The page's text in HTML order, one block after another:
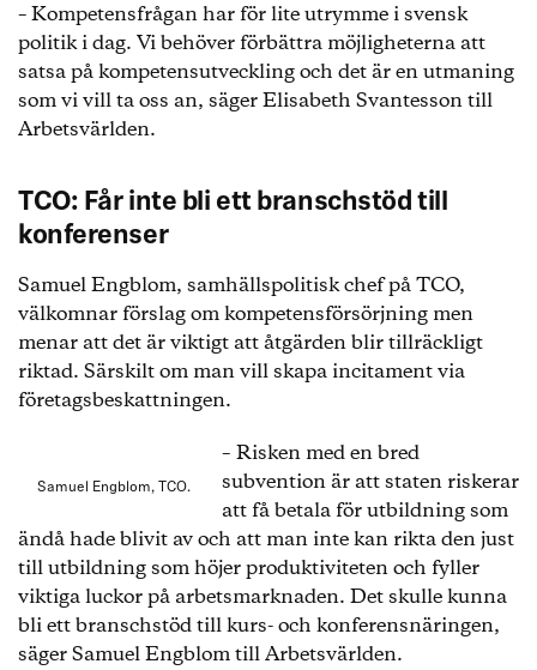
– Kompetensfrågan har för lite utrymme i svensk
politik i dag. Vi behöver förbättra möjligheterna att
satsa på kompetensutveckling och det är en utmaning
som vi vill ta oss an, säger Elisabeth Svantesson till
Arbetsvärlden.
TCO: Får inte bli ett branschstöd till
konferenser
Samuel Engblom, samhällspolitisk chef på TCO,
välkomnar förslag om kompetensförsörjning men
menar att det är viktigt att åtgärden blir tillräckligt
riktad. Särskilt om man vill skapa incitament via
företagsbeskattningen.
Samuel Engblom, TCO.
– Risken med en bred
subvention är att staten riskerar
att få betala för utbildning som
ändå hade blivit av och att man inte kan rikta den just
till utbildning som höjer produktiviteten och fyller
viktiga luckor på arbetsmarknaden. Det skulle kunna
bli ett branschstöd till kurs- och konferensnäringen,
säger Samuel Engblom till Arbetsvärlden.